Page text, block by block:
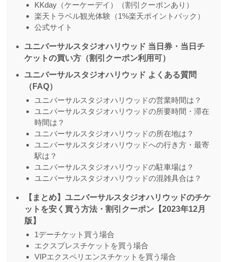
KKday（ケーケーデイ）（割引クーポンあり）
楽天トラベル観光体験（1%楽天ポイントバック）
公式サイト
ユニバーサルスタジオハリウッド 当日券・当日チ
ケットの買い方（割引クーポン利用可）
ユニバーサルスタジオハリウッド よくある質問
（FAQ）
ユニバーサルスタジオハリウッドの営業時間は？
ユニバーサルスタジオハリウッドの所要時間・滞在
時間は？
ユニバーサルスタジオハリウッドの所在地は？
ユニバーサルスタジオハリウッドへの行き方・最寄
駅は？
ユニバーサルスタジオハリウッドの駐車場は？
ユニバーサルスタジオハリウッドの混雑具合は？
【まとめ】ユニバーサルスタジオハリウッドのチケ
ットを安く買う方法・割引クーポン【2023年12月
版】
1デーチケット買う場合
エクスプレスチケットを買う場合
VIPエクスペリエンスチケットを買う場合